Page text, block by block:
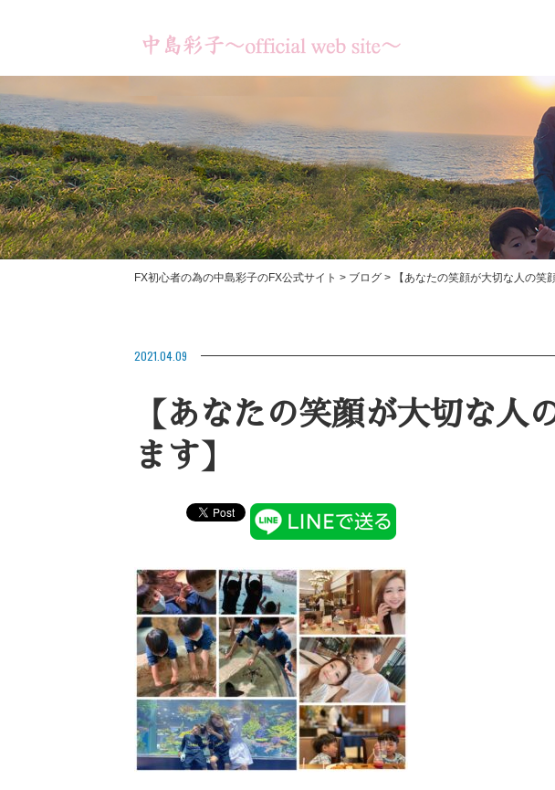
FX初心者の為の中島彩子のFX公式サイト > ブログ > 【あなたの笑顔が大切な人の笑
2021.04.09
【あなたの笑顔が大切な人
ます】